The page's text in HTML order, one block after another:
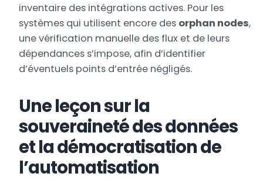
inventaire des intégrations actives. Pour les
systèmes qui utilisent encore des orphan nodes,
une vérification manuelle des flux et de leurs
dépendances s’impose, afin d’identifier
d’éventuels points d’entrée négligés.
Une leçon sur la
souveraineté des données
et la démocratisation de
l’automatisation